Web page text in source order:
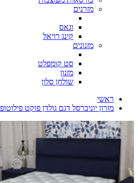
מזרנים
וגאס
קינג רויאל
מזנונים
סט קומפלט
מזנון
שולחן סלון
ראשי
מזרון יוניברסל דגם גולדן פוקט פילוטופ